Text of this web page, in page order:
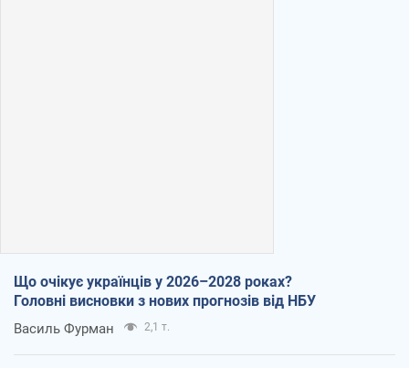
Що очікує українців у 2026–2028 роках?
Головні висновки з нових прогнозів від НБУ
Василь Фурман 2,1 т.